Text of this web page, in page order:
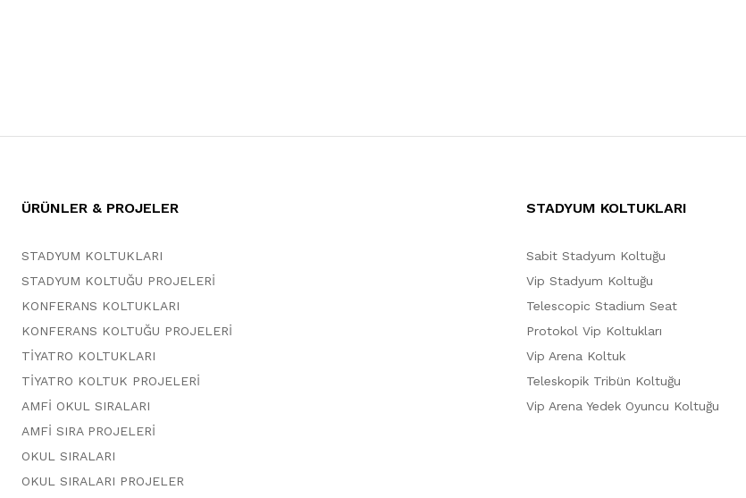
ÜRÜNLER & PROJELER
STADYUM KOLTUKLARI
STADYUM KOLTUĞU PROJELERİ
KONFERANS KOLTUKLARI
KONFERANS KOLTUĞU PROJELERİ
TİYATRO KOLTUKLARI
TİYATRO KOLTUK PROJELERİ
AMFİ OKUL SIRALARI
AMFİ SIRA PROJELERİ
OKUL SIRALARI
OKUL SIRALARI PROJELER
STADYUM KOLTUKLARI
Sabit Stadyum Koltuğu
Vip Stadyum Koltuğu
Telescopic Stadium Seat
Protokol Vip Koltukları
Vip Arena Koltuk
Teleskopik Tribün Koltuğu
Vip Arena Yedek Oyuncu Koltuğu